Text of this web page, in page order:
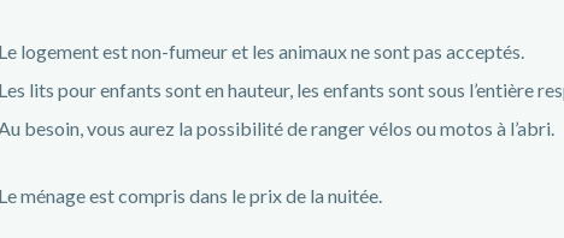
Le logement est non-fumeur et les animaux ne sont pas acceptés.
Les lits pour enfants sont en hauteur, les enfants sont sous l’entière
besoin, vous aurez la possibilité de ranger vélos ou motos à l’abri.
Le ménage est compris dans le prix de la nuitée.